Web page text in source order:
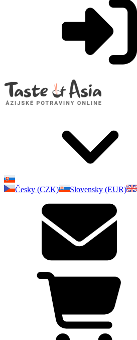
Česky (CZK)
Slovensky (EUR)